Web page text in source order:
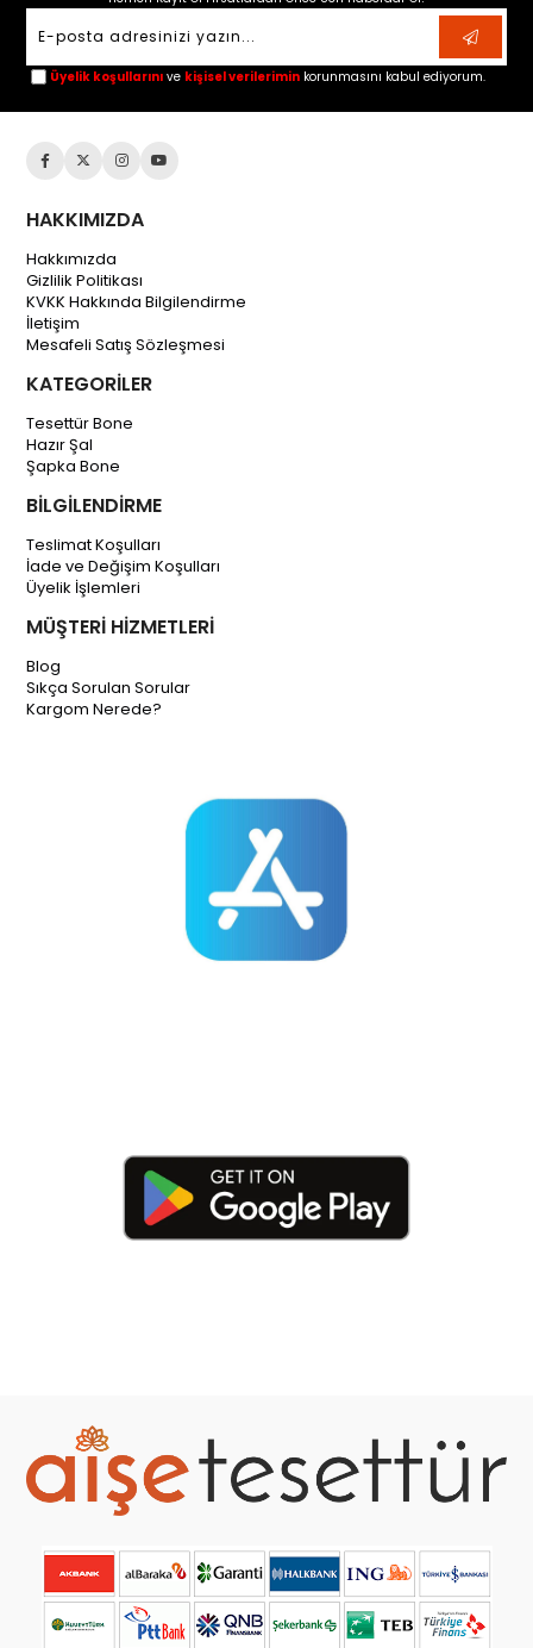
Üyelik koşullarını ve kişisel verilerimin korunmasını kabul ediyorum.
HAKKIMIZDA
Hakkımızda
Gizlilik Politikası
KVKK Hakkında Bilgilendirme
İletişim
Mesafeli Satış Sözleşmesi
KATEGORİLER
Tesettür Bone
Hazır Şal
Şapka Bone
BİLGİLENDİRME
Teslimat Koşulları
İade ve Değişim Koşulları
Üyelik İşlemleri
MÜŞTERİ HİZMETLERİ
Blog
Sıkça Sorulan Sorular
Kargom Nerede?